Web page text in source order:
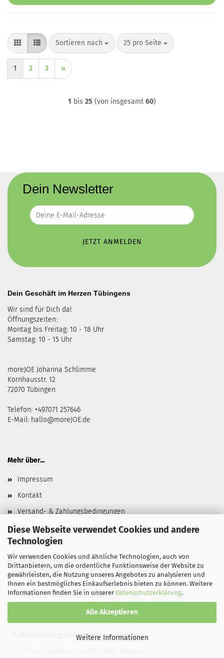
Diese Webseite verwendet Cookies und andere
Technologien
Wir verwenden Cookies und ähnliche Technologien, auch von
Drittanbietern, um die ordentliche Funktionsweise der Website zu
gewährleisten, die Nutzung unseres Angebotes zu analysieren und
Ihnen ein bestmögliches Einkaufserlebnis bieten zu können. Weitere
Informationen finden Sie in unserer Datenschutzerklärung.
Alle Akzeptieren
Weitere Informationen
Sortieren nach
Sortieren nach 25 pro Seite
pro Seite
1 2 3 »
1 bis 25 (von insgesamt 60)
Dein Newsletter
Dein Geschäft im Herzen Tübingens
Wir sind für Dich da!
Öffnungszeiten:
Montag bis Freitag: 10 - 18 Uhr
Samstag: 10 - 15 Uhr
moreJOE Johanna Schlimme
Kornhausstr. 12
72070 Tübingen
Telefon: +497071 257646
E-Mail: hallo@moreJOE.de
Mehr über...
Impressum
Kontakt
Versand- & Zahlungsbedingungen
Widerrufsrecht & Muster-Widerrufsformular
AGB
mehr moreJOE
Privatsphäre und Datenschutz
Cookie Einstellungen
​Selbstabholung und kostenloser Versand